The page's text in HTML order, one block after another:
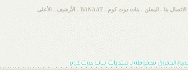
الاتصال بنا - المعلن -بنات دوت كوم - BANAAT - الأرشيف - الأعلى